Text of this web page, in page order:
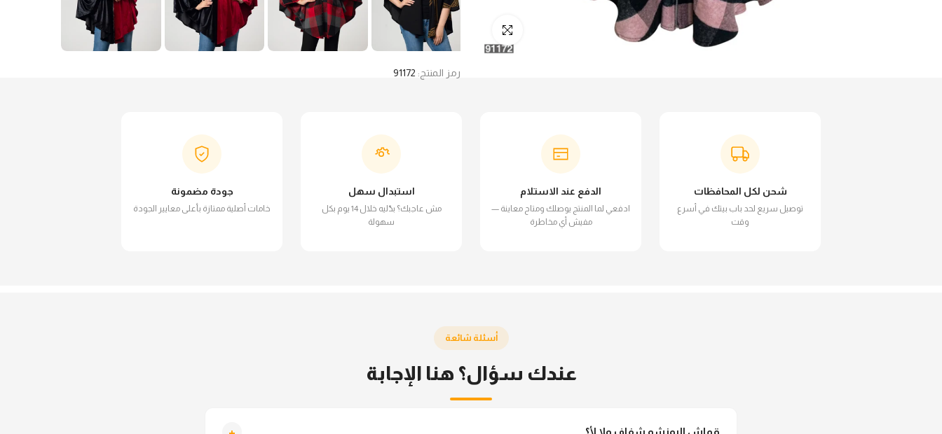
انقر للتكبير
رمز المنتج: 91172
شحن لكل المحافظات
توصيل سريع لحد باب بيتك في أسرع
وقت
الدفع عند الاستلام
ادفعي لما المنتج يوصلك ومتاح معاينة —
مفيش أي مخاطرة
استبدال سهل
مش عاجبك؟ بدّليه خلال 14 يوم بكل
سهولة
جودة مضمونة
خامات أصلية ممتازة بأعلى معايير الجودة
أسئلة شائعة
عندك سؤال؟ هنا الإجابة
قماش البونشو شفاف ولا لأ؟